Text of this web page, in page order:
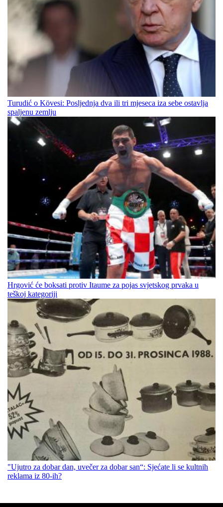
Turudić o Kövesi: Posljednja dva ili tri mjeseca iza sebe ostavlja
spaljenu zemlju
Hrgović će boksati protiv Itaume za pojas svjetskog prvaka u
teškoj kategoriji
"Ujutro za dobar dan, uvečer za dobar san“: Sjećate li se kultnih
reklama iz 80-ih?